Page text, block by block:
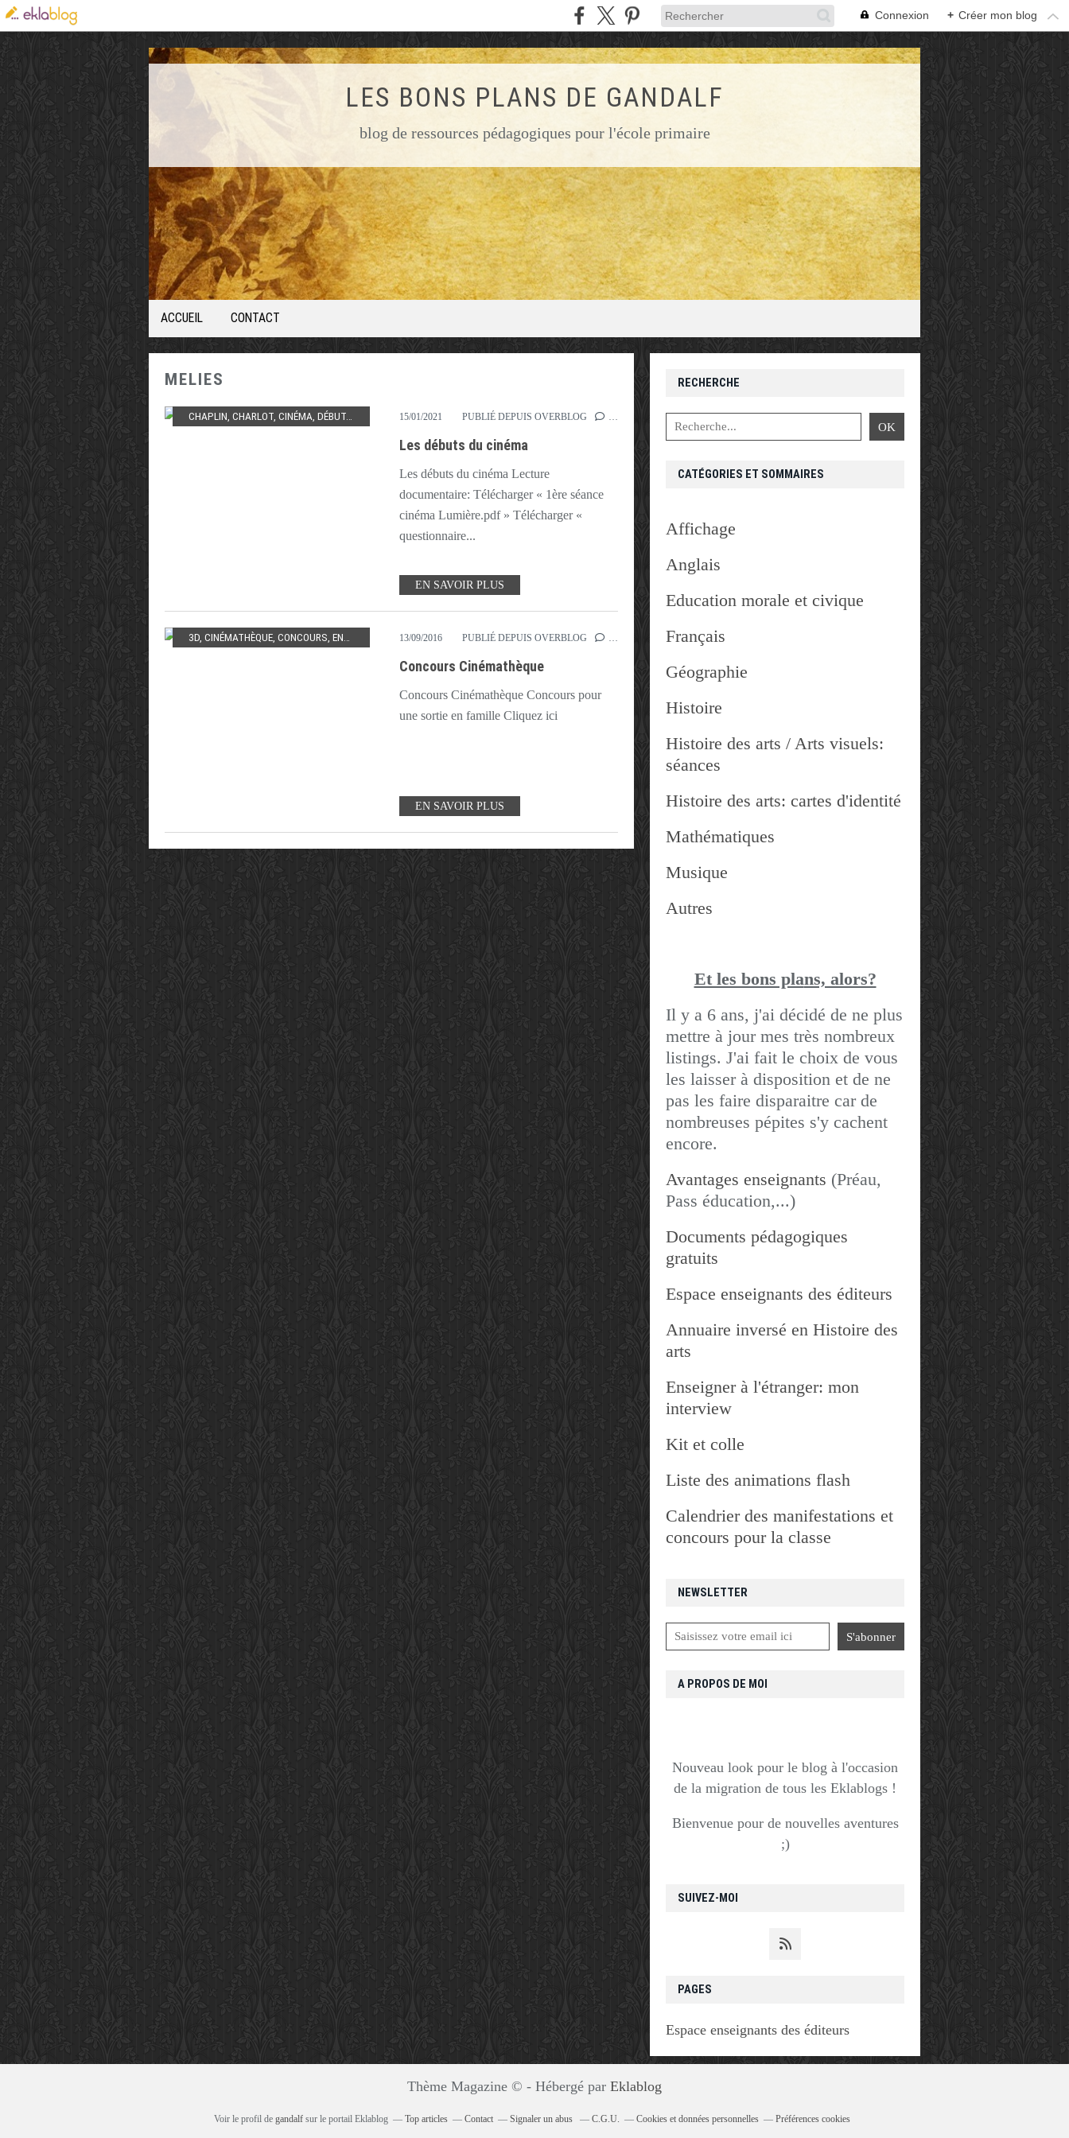
Connexion + Créer mon blog
LES BONS PLANS DE GANDALF
blog de ressources pédagogiques pour l'école primaire
ACCUEIL CONTACT
MELIES
CHAPLIN CHARLOT CINÉMA DÉBUT FRÈRES LUMIÈRE,MÉLIÈS PLUIE
15/01/2021 PUBLIÉ DEPUIS OVERBLOG
Les débuts du cinéma
Les débuts du cinéma Lecture
documentaire: Télécharger « 1ère séance
cinéma Lumière.pdf » Télécharger «
questionnaire...
EN SAVOIR PLUS
3D CINÉMATHÈQUE CONCOURS ENFANT MÉLIÈS
13/09/2016 PUBLIÉ DEPUIS OVERBLOG
Concours Cinémathèque
Concours Cinémathèque Concours pour
une sortie en famille Cliquez ici
EN SAVOIR PLUS
NEWSLETTER
SUIVEZ-MOI
RECHERCHE
PAGES
Espace enseignants des éditeurs
CATÉGORIES ET SOMMAIRES
Affichage
Anglais
Education morale et civique
Français
Géographie
Histoire
Histoire des arts / Arts visuels:
séances
Histoire des arts: cartes d'identité
Mathématiques
Musique
Autres
Et les bons plans, alors?
Il y a 6 ans, j'ai décidé de ne plus
mettre à jour mes très nombreux
listings. J'ai fait le choix de vous
les laisser à disposition et de ne
pas les faire disparaitre car de
nombreuses pépites s'y cachent
encore.
Avantages enseignants (Préau,
Pass éducation,...)
Documents pédagogiques
gratuits
Espace enseignants des éditeurs
Annuaire inversé en Histoire des
arts
Enseigner à l'étranger: mon
interview
Kit et colle
Liste des animations flash
Calendrier des manifestations et
concours pour la classe
A PROPOS DE MOI
Nouveau look pour le blog à l'occasion
de la migration de tous les Eklablogs !
Bienvenue pour de nouvelles aventures
;)
Thème Magazine © - Hébergé par Eklablog
Voir le profil de gandalf sur le portail Eklablog Top articles Contact Signaler un abus C.G.U. Cookies et données personnelles Préférences cookies